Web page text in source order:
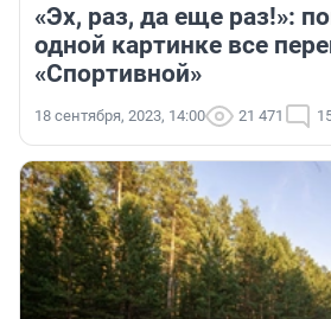
«Эх, раз, да еще раз!»:
одной картинке все
«Спортивной»
18 сентября, 2023, 14:00 21 471